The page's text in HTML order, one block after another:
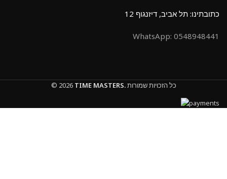
כתובתינו: תל אביב, דיזנגוף 12
0548948441 :WhatsApp
© 2026 TIME MASTERS.כל הזכויות שמורות